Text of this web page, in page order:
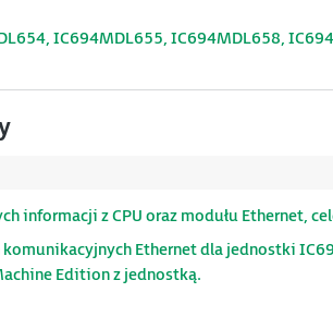
IC694MDL655, IC694MDL658,
informacji z CPU oraz modułu Ethernet,
Ethernet dla jednostki
Edition z jednostką.